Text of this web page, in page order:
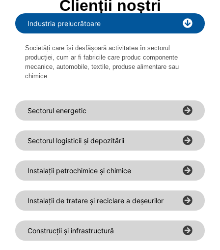
Clienții noștri
Industria prelucrătoare
Societăți care își desfășoară activitatea în sectorul
producției, cum ar fi fabricile care produc componente
mecanice, automobile, textile, produse alimentare sau
chimice.
Sectorul energetic
Sectorul logisticii și depozitării
Instalații petrochimice și chimice
Instalații de tratare și reciclare a deșeurilor
Construcții și infrastructură